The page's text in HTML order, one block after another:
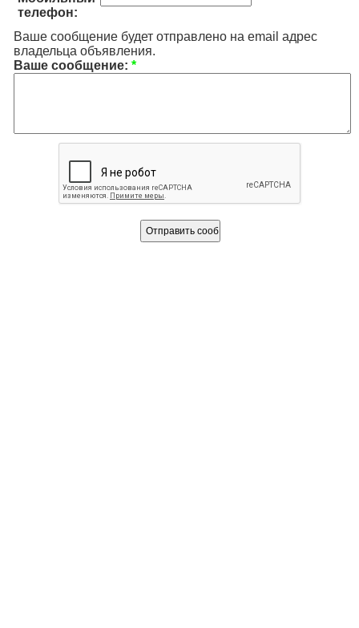
телефон:
Ваше сообщение будет отправлено на email адрес
владельца объявления.
Ваше сообщение: *